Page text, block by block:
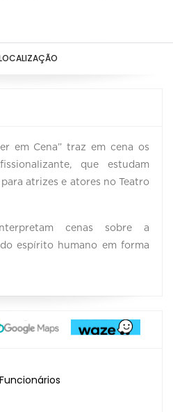
em Cena” traz em cena os
que estudam
atrizes e atores no Teatro
cenas sobre a
espírito humano em forma